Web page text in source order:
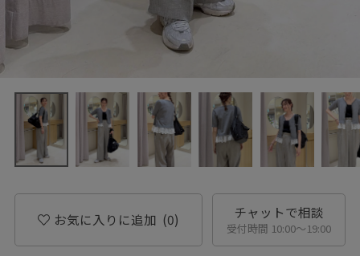
お気に入りに追加 (0) チャットで相談
受付時間 10:00〜19:00